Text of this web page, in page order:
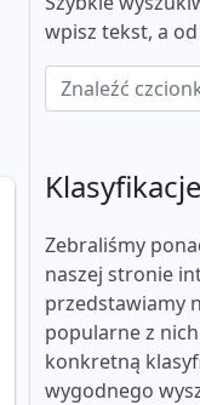
wpisz tekst, a
Klasyfikacje
Zebraliśmy
naszej stronie
przedstawiamy
popularne z
konkretną
wygodnego